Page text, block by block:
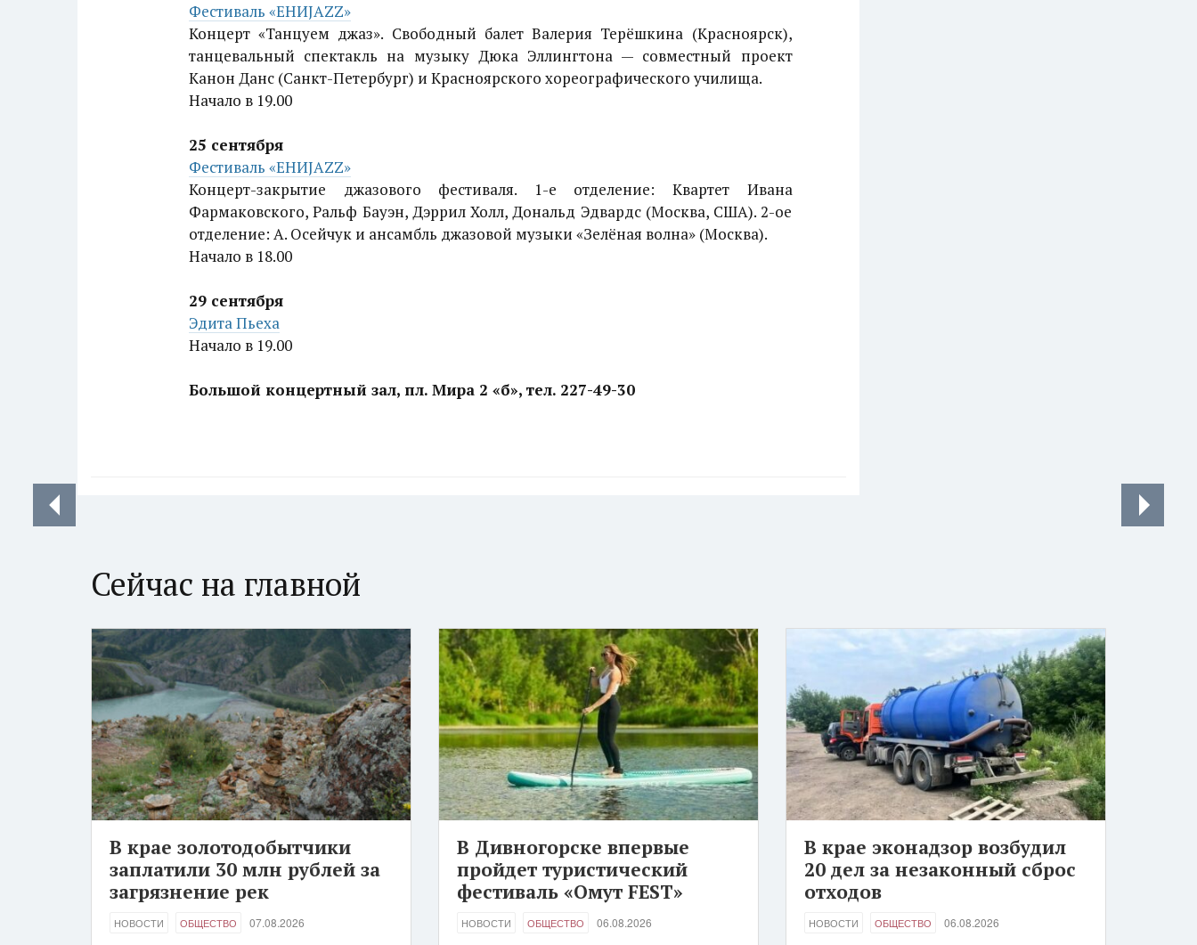
Фестиваль «ЕНИJAZZ»
Концерт «Танцуем джаз». Свободный балет Валерия Терёшкина (Красноярск),
танцевальный спектакль на музыку Дюка Эллингтона — совместный проект
Канон Данс (Санкт-Петербург) и Красноярского хореографического училища.
Начало в 19.00
25 сентября
Фестиваль «ЕНИJAZZ»
Концерт-закрытие джазового фестиваля. 1-е отделение: Квартет Ивана
Фармаковского, Ральф Бауэн, Дэррил Холл, Дональд Эдвардс (Москва, США). 2-ое
отделение: А. Осейчук и ансамбль джазовой музыки «Зелёная волна» (Москва).
Начало в 18.00
29 сентября
Эдита Пьеха
Начало в 19.00
Большой концертный зал, пл. Мира 2 «б», тел. 227-49-30
Сейчас на главной
В крае золотодобытчики
заплатили 30 млн рублей за
загрязнение рек
НОВОСТИ ОБЩЕСТВО 07.08.2026
В Дивногорске впервые
пройдет туристический
фестиваль «Омут FEST»
НОВОСТИ ОБЩЕСТВО 06.08.2026
В крае эконадзор возбудил
20 дел за незаконный сброс
отходов
НОВОСТИ ОБЩЕСТВО 06.08.2026